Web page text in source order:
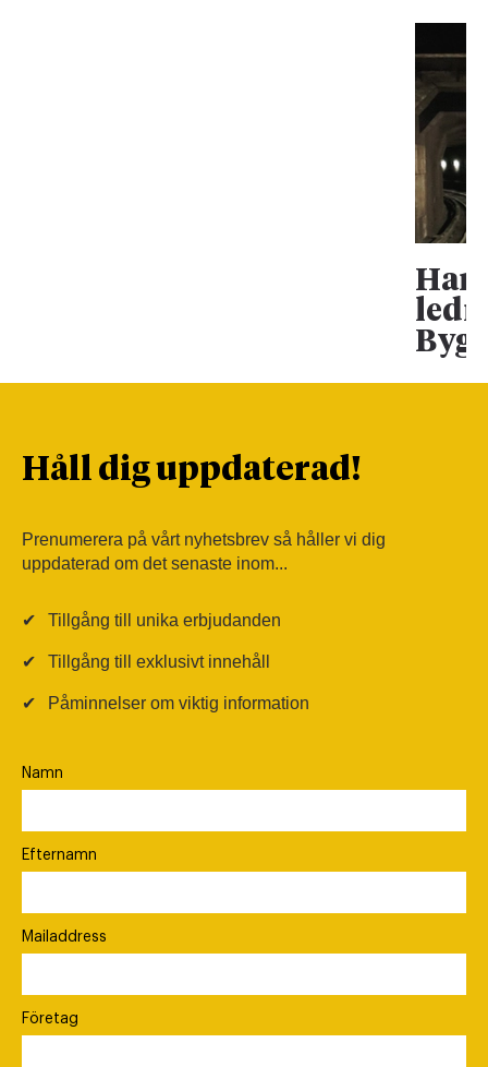
Han
Håll dig uppdaterad!
Prenumerera på vårt nyhetsbrev så håller vi dig
uppdaterad om det senaste inom...
✔ Tillgång till unika erbjudanden
✔ Tillgång till exklusivt innehåll
✔ Påminnelser om viktig information
Namn
Efternamn
Mailaddress
Företag